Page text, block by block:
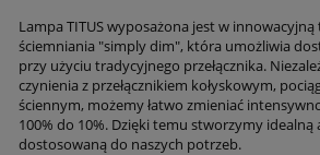
Lampa TITUS wyposażona jest w
ściemniania "simply dim", która umożliwia
przy użyciu tradycyjnego przełącznika.
czynienia z przełącznikiem kołyskowym,
ściennym, możemy łatwo zmieniać
100% do 10%. Dzięki temu stworzymy
dostosowaną do naszych potrzeb.